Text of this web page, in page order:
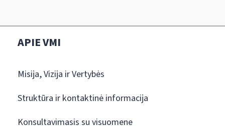
APIE VMI
Misija, Vizija ir Vertybės
Struktūra ir kontaktinė informacija
Konsultavimasis su visuomene